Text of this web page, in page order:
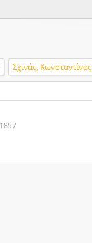
Σχινάς, Κωνσταντίνος